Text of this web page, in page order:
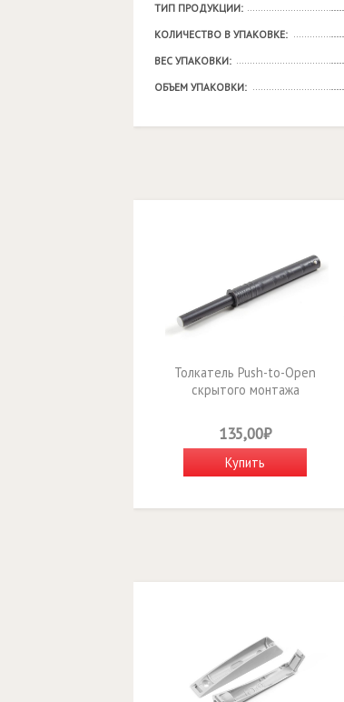
ТИП ПРОДУКЦИИ:
КОЛИЧЕСТВО В УПАКОВКЕ:
ВЕС УПАКОВКИ:
ОБЪЕМ УПАКОВКИ:
Толкатель Push-to-Open
скрытого монтажа
135,00₽
Купить